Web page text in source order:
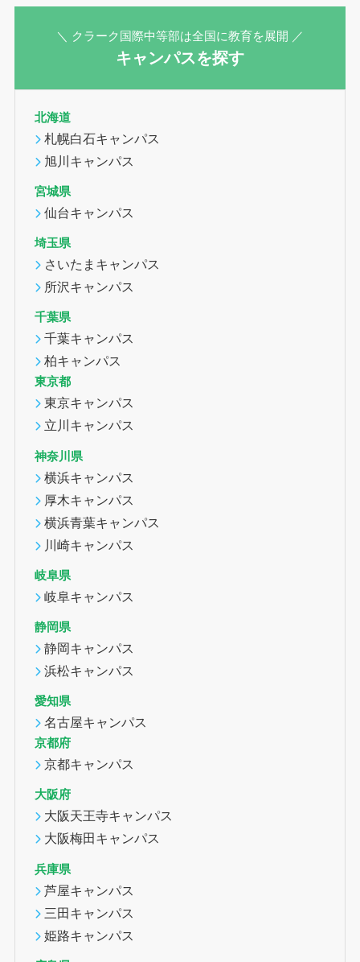
＼ クラーク国際中等部は全国に教育を展開 ／
キャンパスを探す
北海道
札幌白石キャンパス
旭川キャンパス
宮城県
仙台キャンパス
埼玉県
さいたまキャンパス
所沢キャンパス
千葉県
千葉キャンパス
柏キャンパス
東京都
東京キャンパス
立川キャンパス
神奈川県
横浜キャンパス
厚木キャンパス
横浜青葉キャンパス
川崎キャンパス
岐阜県
岐阜キャンパス
静岡県
静岡キャンパス
浜松キャンパス
愛知県
名古屋キャンパス
京都府
京都キャンパス
大阪府
大阪天王寺キャンパス
大阪梅田キャンパス
兵庫県
芦屋キャンパス
三田キャンパス
姫路キャンパス